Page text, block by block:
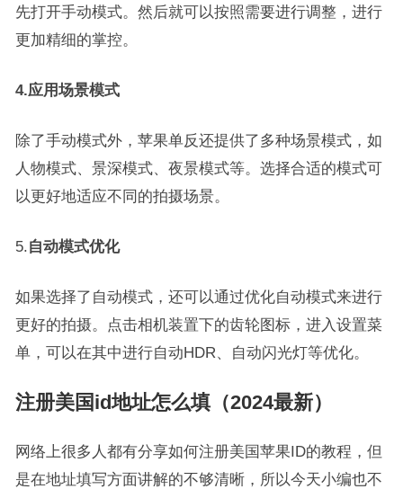
先打开手动模式。然后就可以按照需要进行调整，进行
更加精细的掌控。
4.应用场景模式
除了手动模式外，苹果单反还提供了多种场景模式，如
人物模式、景深模式、夜景模式等。选择合适的模式可
以更好地适应不同的拍摄场景。
5.自动模式优化
如果选择了自动模式，还可以通过优化自动模式来进行
更好的拍摄。点击相机装置下的齿轮图标，进入设置菜
单，可以在其中进行自动HDR、自动闪光灯等优化。
注册美国id地址怎么填（2024最新）
网络上很多人都有分享如何注册美国苹果ID的教程，但
是在地址填写方面讲解的不够清晰，所以今天小编也不